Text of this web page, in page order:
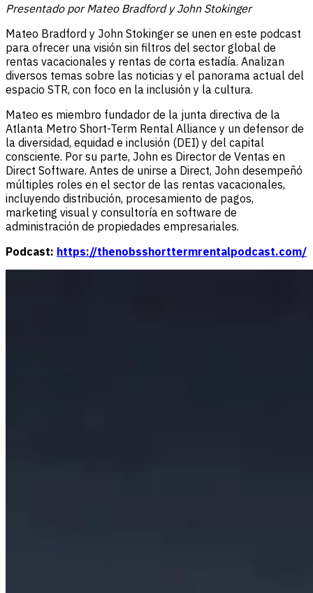
Presentado por Mateo Bradford y John Stokinger
Mateo Bradford y John Stokinger se unen en este podcast
para ofrecer una visión sin filtros del sector global de
rentas vacacionales y rentas de corta estadía. Analizan
diversos temas sobre las noticias y el panorama actual del
espacio STR, con foco en la inclusión y la cultura.
Mateo es miembro fundador de la junta directiva de la
Atlanta Metro Short-Term Rental Alliance y un defensor de
la diversidad, equidad e inclusión (DEI) y del capital
consciente. Por su parte, John es Director de Ventas en
Direct Software. Antes de unirse a Direct, John desempeñó
múltiples roles en el sector de las rentas vacacionales,
incluyendo distribución, procesamiento de pagos,
marketing visual y consultoría en software de
administración de propiedades empresariales.
Podcast: https://thenobsshorttermrentalpodcast.com/